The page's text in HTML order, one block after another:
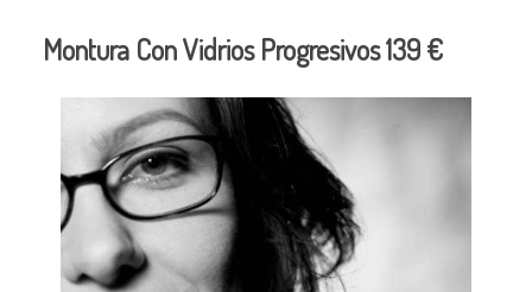
Montura Con Vidrios Progresivos 139 €